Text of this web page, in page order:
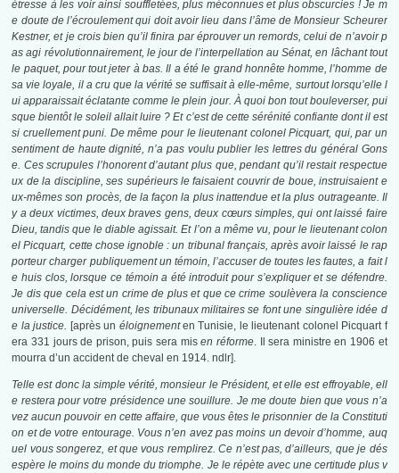
étresse à les voir ainsi souffletées, plus méconnues et plus obscurcies ! Je m
e doute de l’écroulement qui doit avoir lieu dans l’âme de Monsieur Scheurer
Kestner, et je crois bien qu’il finira par éprouver un remords, celui de n’avoir p
as agi révolutionnairement, le jour de l’interpellation au Sénat, en lâchant tout
le paquet, pour tout jeter à bas. Il a été le grand honnête homme, l’homme de
sa vie loyale, il a cru que la vérité se suffisait à elle-même, surtout lorsqu’elle l
ui apparaissait éclatante comme le plein jour. À quoi bon tout bouleverser, pui
sque bientôt le soleil allait luire ? Et c’est de cette sérénité confiante dont il est
si cruellement puni. De même pour le lieutenant colonel Picquart, qui, par un
sentiment de haute dignité, n’a pas voulu publier les lettres du général Gons
e. Ces scrupules l’honorent d’autant plus que, pendant qu’il restait respectue
ux de la discipline, ses supérieurs le faisaient couvrir de boue, instruisaient e
ux-mêmes son procès, de la façon la plus inattendue et la plus outrageante. Il
y a deux victimes, deux braves gens, deux cœurs simples, qui ont laissé faire
Dieu, tandis que le diable agissait. Et l’on a même vu, pour le lieutenant colon
el Picquart, cette chose ignoble : un tribunal français, après avoir laissé le rap
porteur charger publiquement un témoin, l’accuser de toutes les fautes, a fait l
e huis clos, lorsque ce témoin a été introduit pour s’expliquer et se défendre.
Je dis que cela est un crime de plus et que ce crime soulèvera la conscience
universelle. Décidément, les tribunaux militaires se font une singulière idée d
e la justice. [après un éloignementen Tunisie, le lieutenant colonel Picquart f
era 331 jours de prison, puis sera misen réforme. Il sera ministre en 1906 et
mourra d’un accident de cheval en 1914. ndlr].
Telle est donc la simple vérité, monsieur le Président, et elle est effroyable, ell
e restera pour votre présidence une souillure. Je me doute bien que vous n’a
vez aucun pouvoir en cette affaire, que vous êtes le prisonnier de la Constituti
on et de votre entourage. Vous n’en avez pas moins un devoir d’homme, auq
uel vous songerez, et que vous remplirez. Ce n’est pas, d’ailleurs, que je dés
espère le moins du monde du triomphe. Je le répète avec une certitude plus v